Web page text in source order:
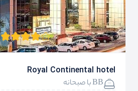
Royal Continental hotel
BB با صبحانه